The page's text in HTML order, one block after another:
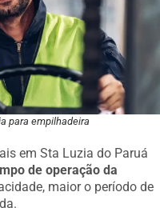
para empilhadeira
em Sta Luzia do Paruá
de operação da
maior o período de